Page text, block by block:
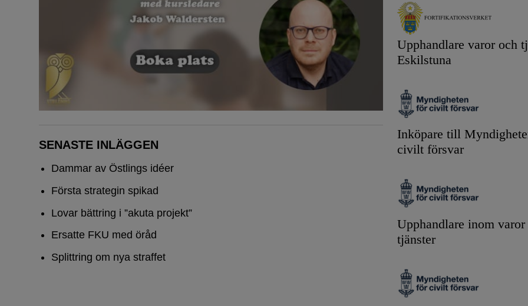
SENASTE INLÄGGEN
Dammar av Östlings idéer
Första strategin spikad
Lovar bättring i ”akuta projekt”
Ersatte FKU med öråd
Splittring om nya straffet
Upphandlare varor och
Eskilstuna
Inköpare till
civilt försvar
Upphandlare inom varor
tjänster